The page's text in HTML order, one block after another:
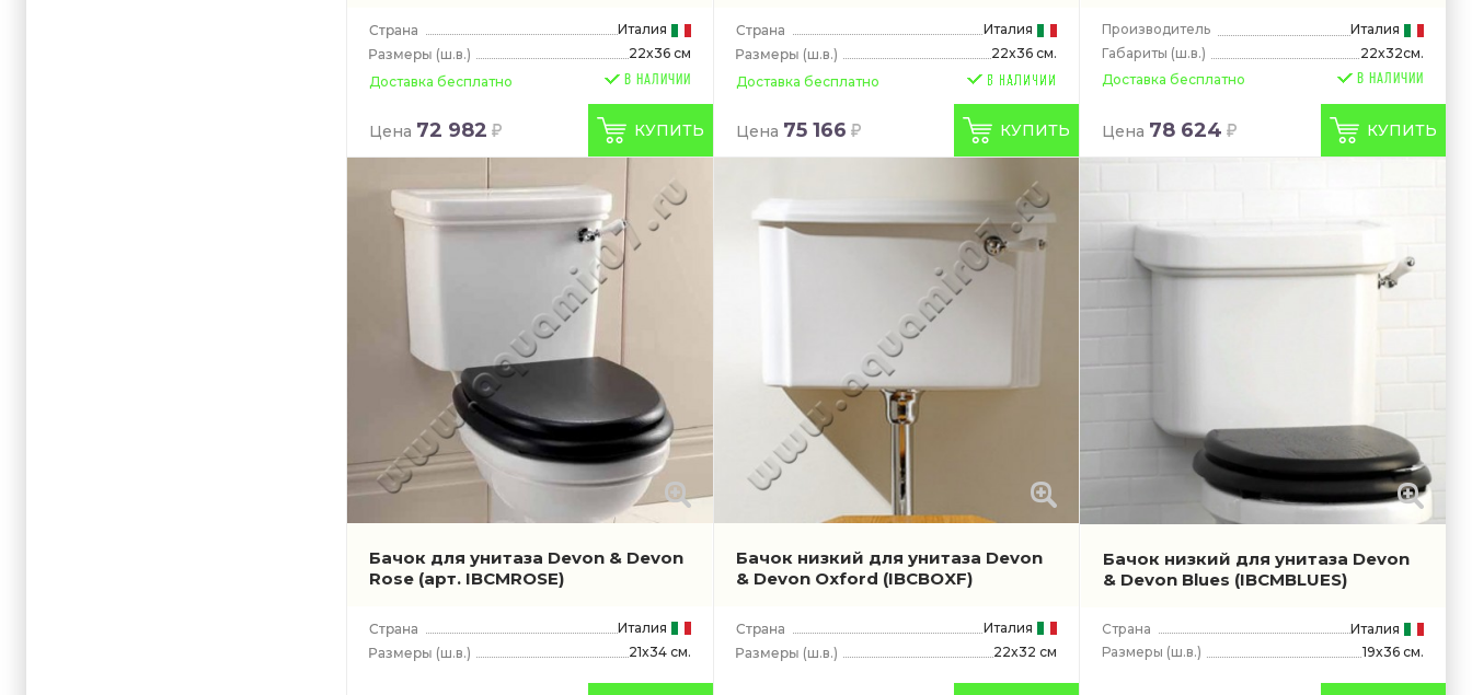
Италия
(ш.в.)
22x36 см
Доставка бесплатно
В НАЛИЧИИ
Цена 72 982 КУПИТЬ
Италия
(ш.в.)
22x36 см.
Доставка бесплатно
Цена 75 166 КУПИТЬ
Производитель
Италия
Габариты (ш.в.)
22x32см.
Доставка бесплатно
В НАЛИЧИИ
Цена 78 624 КУПИТЬ
Бачок для унитаза Devon & Devon
Rose (арт. IBCMROSE)
Италия
(ш.в.)
21x34 см.
Бачок низкий для унитаза Devon
& Devon Oxford (IBCBOXF)
Италия
(ш.в.)
22x32 см
Бачок низкий для унитаза Devon
& Devon Blues (IBCMBLUES)
Страна
Италия
Размеры (ш.в.) 19x36 см.